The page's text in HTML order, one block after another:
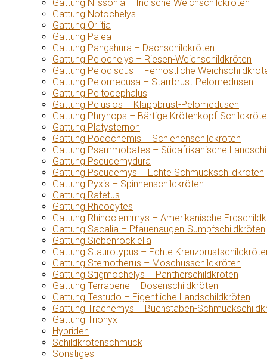
Gattung Nilssonia – Indische Weichschildkröten
Gattung Notochelys
Gattung Orlitia
Gattung Palea
Gattung Pangshura – Dachschildkröten
Gattung Pelochelys – Riesen-Weichschildkröten
Gattung Pelodiscus – Fernöstliche
Gattung Pelomedusa – Starrbrust-Pelomedusen
Gattung Peltocephalus
Gattung Pelusios – Klappbrust-Pelomedusen
Gattung Phrynops – Bärtige Krötenkopf-
Gattung Platysternon
Gattung Podocnemis – Schienenschildkröten
Gattung Psammobates – Südafrikanische
Gattung Pseudemydura
Gattung Pseudemys – Echte Schmuckschildkröten
Gattung Pyxis – Spinnenschildkröten
Gattung Rafetus
Gattung Rheodytes
Gattung Rhinoclemmys – Amerikanische
Gattung Sacalia – Pfauenaugen-Sumpfschildkröten
Gattung Siebenrockiella
Gattung Staurotypus – Echte
Gattung Sternotherus – Moschusschildkröten
Gattung Stigmochelys – Pantherschildkröten
Gattung Terrapene – Dosenschildkröten
Gattung Testudo – Eigentliche Landschildkröten
Gattung Trachemys – Buchstaben-
Gattung Trionyx
Hybriden
Schildkrötenschmuck
Sonstiges